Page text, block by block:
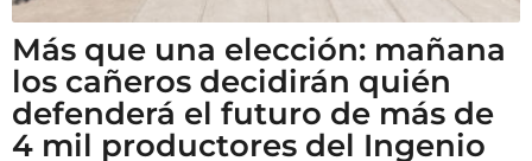
Más que una elección: mañana
los cañeros decidirán quién
defenderá el futuro de más de
4 mil productores del Ingenio